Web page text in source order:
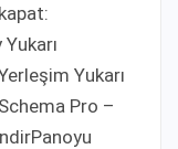
Yukarı
Pro –